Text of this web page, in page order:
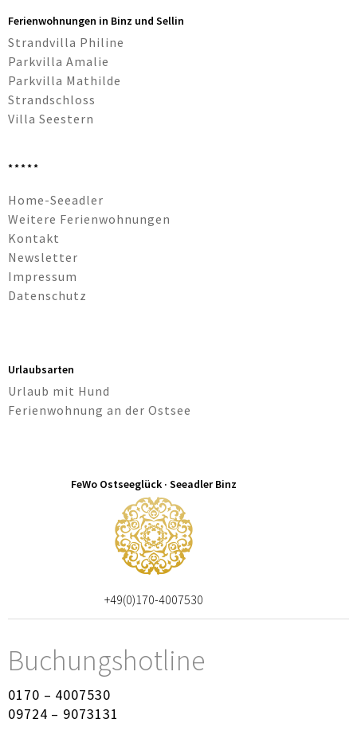
Ferienwohnungen in Binz und Sellin
Strandvilla Philine
Parkvilla Amalie
Parkvilla Mathilde
Strandschloss
Villa Seestern
*****
überspringen
Home-Seeadler
Weitere Ferienwohnungen
Kontakt
Newsletter
Impressum
Datenschutz
Urlaubsarten
Urlaub mit Hund
Ferienwohnung an der Ostsee
FeWo Ostseeglück · Seeadler Binz
+49(0)170-4007530
Buchungshotline
0170 – 4007530
09724 – 9073131